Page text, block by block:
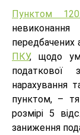
Пунктом
передбачених
ПКУ, щодо
податкової
нарахування
пунктом, –
розмірі 5
заниження